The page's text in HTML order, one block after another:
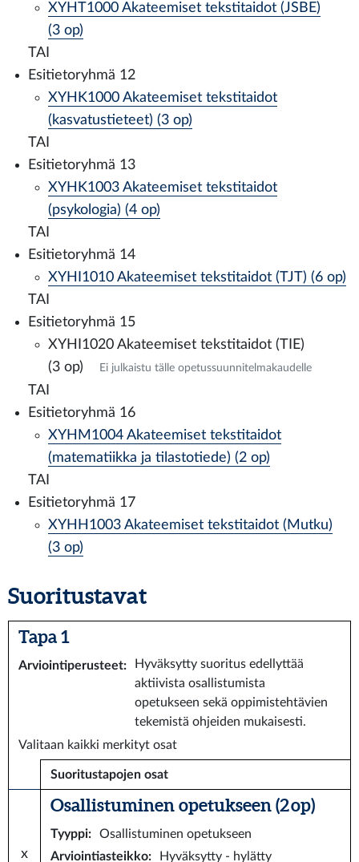
XYHT1000 Akateemiset tekstitaidot (JSBE)
(3 op)
TAI
Esitietoryhmä 12
XYHK1000 Akateemiset tekstitaidot
(kasvatustieteet) (3 op)
TAI
Esitietoryhmä 13
XYHK1003 Akateemiset tekstitaidot
(psykologia) (4 op)
TAI
Esitietoryhmä 14
XYHI1010 Akateemiset tekstitaidot (TJT) (6 op)
TAI
Esitietoryhmä 15
XYHI1020 Akateemiset tekstitaidot (TIE)
(3 op)
Ei julkaistu tälle opetussuunnitelmakaudelle
TAI
Esitietoryhmä 16
XYHM1004 Akateemiset tekstitaidot
(matematiikka ja tilastotiede) (2 op)
TAI
Esitietoryhmä 17
XYHH1003 Akateemiset tekstitaidot (Mutku)
(3 op)
Suoritustavat
Tapa 1
Arviointiperusteet:
Hyväksytty suoritus edellyttää
aktiivista osallistumista
opetukseen sekä oppimistehtävien
tekemistä ohjeiden mukaisesti.
Valitaan kaikki merkityt osat
Suoritustapojen osat
x
Osallistuminen opetukseen (2 op)
Tyyppi:
Osallistuminen opetukseen
Arviointiasteikko: Hyväksytty - hylätty